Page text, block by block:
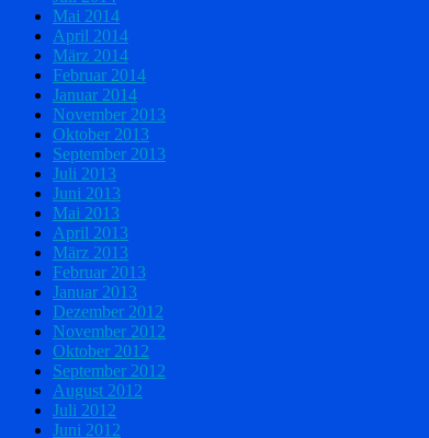
Mai 2014
April 2014
März 2014
Februar 2014
Januar 2014
November 2013
Oktober 2013
September 2013
Juli 2013
Juni 2013
Mai 2013
April 2013
März 2013
Februar 2013
Januar 2013
Dezember 2012
November 2012
Oktober 2012
September 2012
August 2012
Juli 2012
Juni 2012